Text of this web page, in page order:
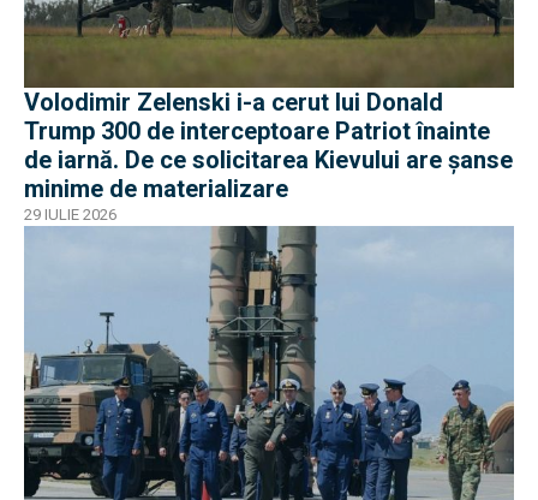
Volodimir Zelenski i-a cerut lui Donald
Trump 300 de interceptoare Patriot înainte
de iarnă. De ce solicitarea Kievului are șanse
minime de materializare
29 IULIE 2026